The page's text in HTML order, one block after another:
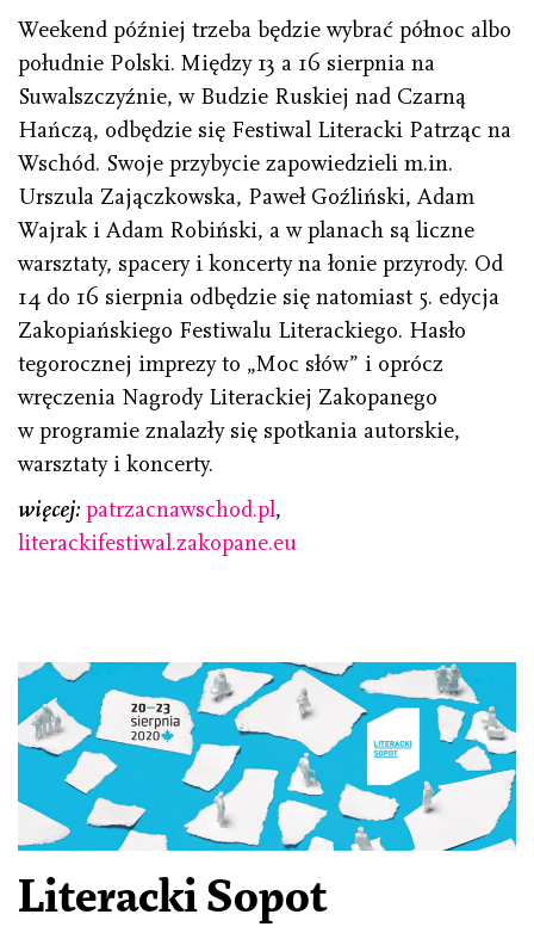
Weekend później trzeba będzie wybrać północ albo
południe Polski. Między 13 a 16 sierpnia na
Suwalszczyźnie, w Budzie Ruskiej nad Czarną
Hańczą, odbędzie się Festiwal Literacki Patrząc na
Wschód. Swoje przybycie zapowiedzieli m.in.
Urszula Zajączkowska, Paweł Goźliński, Adam
Wajrak i Adam Robiński, a w planach są liczne
warsztaty, spacery i koncerty na łonie przyrody. Od
14 do 16 sierpnia odbędzie się natomiast 5. edycja
Zakopiańskiego Festiwalu Literackiego. Hasło
tegorocznej imprezy to „Moc słów” i oprócz
wręczenia Nagrody Literackiej Zakopanego
w programie znalazły się spotkania autorskie,
warsztaty i koncerty.
więcej: patrzacnawschod.pl,
literackifestiwal.zakopane.eu
Literacki Sopot